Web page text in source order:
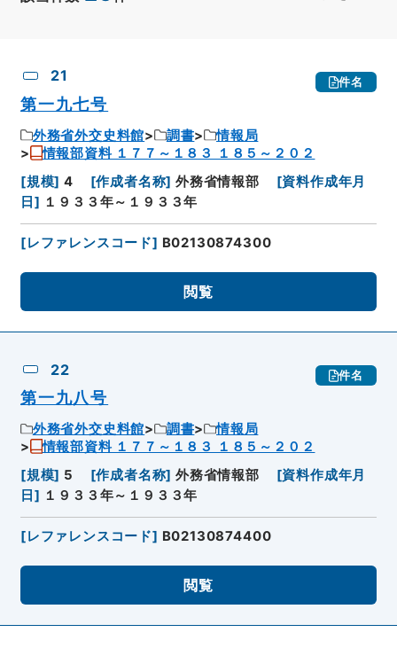
21 件名
第一九七号
外務省外交史料館 調書
情報局
情報部資料 １７７～１８３ １８５～２０２
[規模] 4 [作成者名称] 外務省情報部 [資料作成年月
日 ] １９３３年～１９３３年
[レファレンスコード] B02130874300
閲覧
22 件名
第一九八号
外務省外交史料館 調書
情報局
情報部資料 １７７～１８３ １８５～２０２
[規模] 5 [作成者名称] 外務省情報部 [資料作成年月
日 ] １９３３年～１９３３年
[レファレンスコード] B02130874400
閲覧